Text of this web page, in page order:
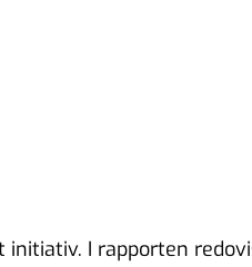
initiativ. I rapporten